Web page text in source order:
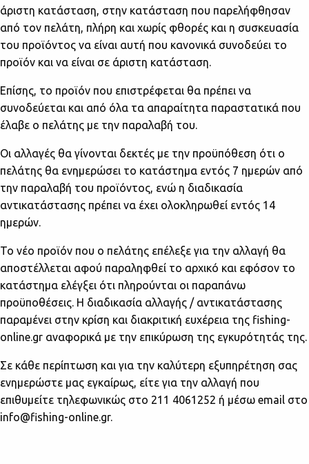
άριστη κατάσταση, στην κατάσταση που παρελήφθησαν
από τον πελάτη, πλήρη και χωρίς φθορές και η συσκευασία
του προϊόντος να είναι αυτή που κανονικά συνοδεύει το
προϊόν και να είναι σε άριστη κατάσταση.
Επίσης, το προϊόν που επιστρέφεται θα πρέπει να
συνοδεύεται και από όλα τα απαραίτητα παραστατικά που
έλαβε ο πελάτης με την παραλαβή του.
Οι αλλαγές θα γίνονται δεκτές με την προϋπόθεση ότι ο
πελάτης θα ενημερώσει το κατάστημα εντός 7 ημερών από
την παραλαβή του προϊόντος, ενώ η διαδικασία
αντικατάστασης πρέπει να έχει ολοκληρωθεί εντός 14
ημερών.
Το νέο προϊόν που ο πελάτης επέλεξε για την αλλαγή θα
αποστέλλεται αφού παραληφθεί το αρχικό και εφόσον το
κατάστημα ελέγξει ότι πληρούνται οι παραπάνω
προϋποθέσεις. Η διαδικασία αλλαγής / αντικατάστασης
παραμένει στην κρίση και διακριτική ευχέρεια της fishing-
online.gr αναφορικά με την επικύρωση της εγκυρότητάς της.
Σε κάθε περίπτωση και για την καλύτερη εξυπηρέτηση σας
ενημερώστε μας εγκαίρως, είτε για την αλλαγή που
επιθυμείτε τηλεφωνικώς στο 211 4061252 ή μέσω email στο
info@fishing-online.gr.